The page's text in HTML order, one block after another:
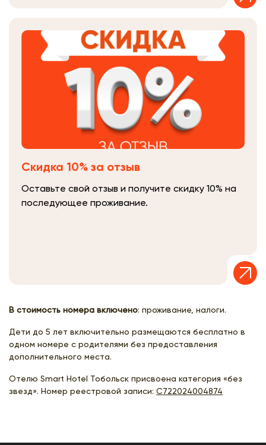
Скидка 10% за отзыв
Оставьте свой отзыв и получите скидку 10% на
последующее проживание.
В стоимость номера включено: проживание, налоги.
Дети до 5 лет включительно размещаются бесплатно в
одном номере с родителями без предоставления
дополнительного места.
Отелю Smart Hotel Тобольск присвоена категория «без
звезд». Номер реестровой записи: С722024004874